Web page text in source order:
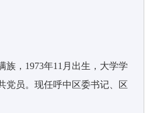
族，1973年11月出生，大学学
党员。现任呼中区委书记、区